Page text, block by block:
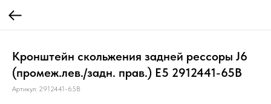
Кронштейн скольжения задней рессоры J6
(промеж.лев./задн. прав.) Е5 2912441-65B
Артикул: 2912441-65B